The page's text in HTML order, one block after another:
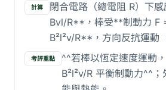
計算
閉合電路（總電阻 R）下
Bvl/R**，棒受**制動力 F
B²l²v/R**，方向反抗運動
考評重點
^^若棒以恆定速度運動
B²l²v/R 平衡制動力^^